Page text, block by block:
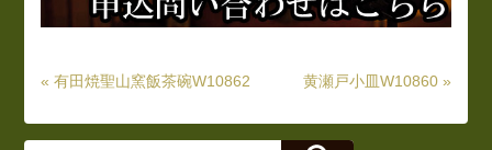
« 有田焼聖山窯飯茶碗W10862 黄瀬戸小皿W10860 »